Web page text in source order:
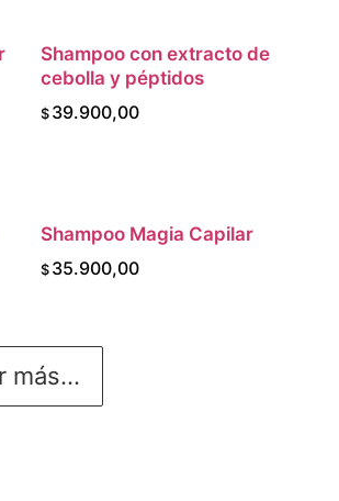
AGREGAR AL CARRITO
Shampoo con extracto de
cebolla y péptidos
$ 39.900,00
AGREGAR AL CARRITO
Shampoo Magia Capilar
$ 35.900,00
más...